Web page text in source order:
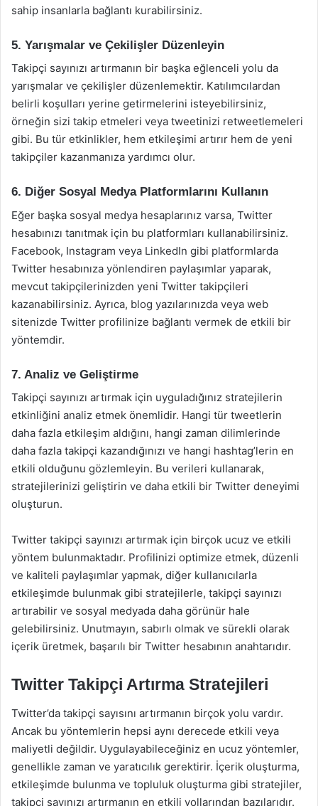
sahip insanlarla bağlantı kurabilirsiniz.
5. Yarışmalar ve Çekilişler Düzenleyin
Takipçi sayınızı artırmanın bir başka eğlenceli yolu da
yarışmalar ve çekilişler düzenlemektir. Katılımcılardan
belirli koşulları yerine getirmelerini isteyebilirsiniz,
örneğin sizi takip etmeleri veya tweetinizi retweetlemeleri
gibi. Bu tür etkinlikler, hem etkileşimi artırır hem de yeni
takipçiler kazanmanıza yardımcı olur.
6. Diğer Sosyal Medya Platformlarını Kullanın
Eğer başka sosyal medya hesaplarınız varsa, Twitter
hesabınızı tanıtmak için bu platformları kullanabilirsiniz.
Facebook, Instagram veya LinkedIn gibi platformlarda
Twitter hesabınıza yönlendiren paylaşımlar yaparak,
mevcut takipçilerinizden yeni Twitter takipçileri
kazanabilirsiniz. Ayrıca, blog yazılarınızda veya web
sitenizde Twitter profilinize bağlantı vermek de etkili bir
yöntemdir.
7. Analiz ve Geliştirme
Takipçi sayınızı artırmak için uyguladığınız stratejilerin
etkinliğini analiz etmek önemlidir. Hangi tür tweetlerin
daha fazla etkileşim aldığını, hangi zaman dilimlerinde
daha fazla takipçi kazandığınızı ve hangi hashtag’lerin en
etkili olduğunu gözlemleyin. Bu verileri kullanarak,
stratejilerinizi geliştirin ve daha etkili bir Twitter deneyimi
oluşturun.
Twitter takipçi sayınızı artırmak için birçok ucuz ve etkili
yöntem bulunmaktadır. Profilinizi optimize etmek, düzenli
ve kaliteli paylaşımlar yapmak, diğer kullanıcılarla
etkileşimde bulunmak gibi stratejilerle, takipçi sayınızı
artırabilir ve sosyal medyada daha görünür hale
gelebilirsiniz. Unutmayın, sabırlı olmak ve sürekli olarak
içerik üretmek, başarılı bir Twitter hesabının anahtarıdır.
Twitter Takipçi Artırma Stratejileri
Twitter’da takipçi sayısını artırmanın birçok yolu vardır.
Ancak bu yöntemlerin hepsi aynı derecede etkili veya
maliyetli değildir. Uygulayabileceğiniz en ucuz yöntemler,
genellikle zaman ve yaratıcılık gerektirir. İçerik oluşturma,
etkileşimde bulunma ve topluluk oluşturma gibi stratejiler,
takipçi sayınızı artırmanın en etkili yollarından bazılarıdır.